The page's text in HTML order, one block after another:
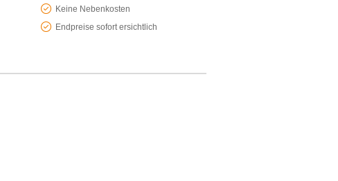
Keine Nebenkosten
Endpreise sofort ersichtlich